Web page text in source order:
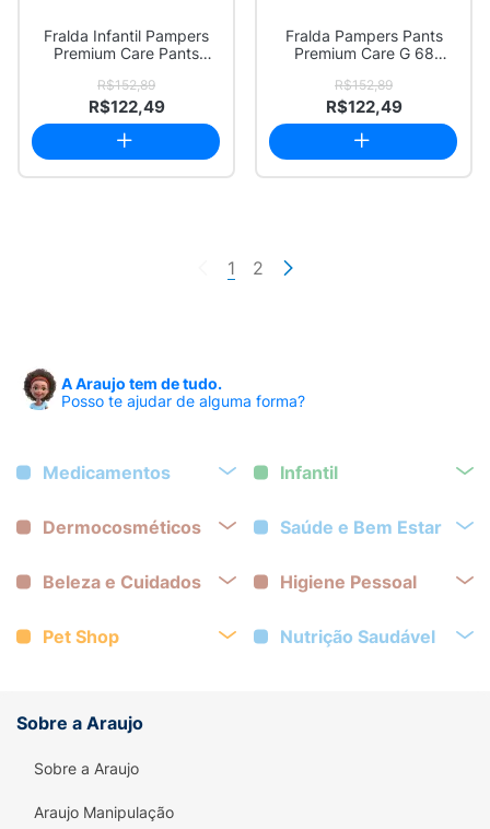
Fralda Infantil Pampers
Premium Care Pants
R$152,89
R$122,49
Fralda Pampers Pants
Premium Care G 68
R$152,89
R$122,49
1 2
A Araujo tem de tudo.
Posso te ajudar de alguma forma?
Medicamentos Infantil
Dermocosméticos Saúde e Bem Estar
Beleza e Cuidados Higiene Pessoal
Pet Shop Nutrição Saudável
Sobre a Araujo
Sobre a Araujo
Araujo Manipulação